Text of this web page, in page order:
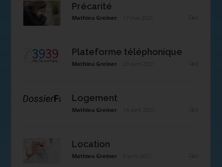
Précarité
Mathieu Greiner
Plateforme téléphonique
Mathieu Greiner
Logement
Mathieu Greiner
Location
Mathieu Greiner